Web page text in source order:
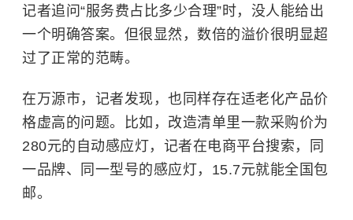
记者追问“服务费占比多少合理”时，没人能给出
一个明确答案。但很显然，数倍的溢价很明显超
过了正常的范畴。
在万源市，记者发现，也同样存在适老化产品价
格虚高的问题。比如，改造清单里一款采购价为
280元的自动感应灯，记者在电商平台搜索，同
一品牌、同一型号的感应灯，15.7元就能全国包
邮。